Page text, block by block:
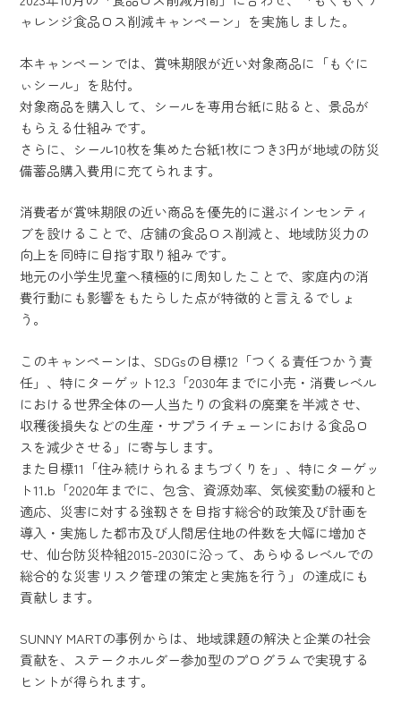
ャレンジ食品ロス削減キャンペーン」を実施しました。
本キャンペーンでは、賞味期限が近い対象商品に「もぐに
ぃシール」を貼付。
対象商品を購入して、シールを専用台紙に貼ると、景品が
もらえる仕組みです。
さらに、シール10枚を集めた台紙1枚につき3円が地域の防災
備蓄品購入費用に充てられます。
消費者が賞味期限の近い商品を優先的に選ぶインセンティ
ブを設けることで、店舗の食品ロス削減と、地域防災力の
向上を同時に目指す取り組みです。
地元の小学生児童へ積極的に周知したことで、家庭内の消
費行動にも影響をもたらした点が特徴的と言えるでしょ
う。
このキャンペーンは、SDGsの目標12「つくる責任つかう責
任」、特にターゲット12.3「2030年までに小売・消費レベル
における世界全体の一人当たりの食料の廃棄を半減させ、
収穫後損失などの生産・サプライチェーンにおける食品ロ
スを減少させる」に寄与します。
また目標11「住み続けられるまちづくりを」、特にターゲッ
ト11.b「2020年までに、包含、資源効率、気候変動の緩和と
適応、災害に対する強靱さを目指す総合的政策及び計画を
導入・実施した都市及び人間居住地の件数を大幅に増加さ
せ、仙台防災枠組2015-2030に沿って、あらゆるレベルでの
総合的な災害リスク管理の策定と実施を行う」の達成にも
貢献します。
SUNNY MARTの事例からは、地域課題の解決と企業の社会
貢献を、ステークホルダー参加型のプログラムで実現する
ヒントが得られます。